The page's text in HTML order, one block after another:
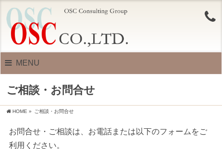
MENU
ご相談・お問合せ
HOME » ご相談・お問合せ
お問合せ・ご相談は、お電話または以下のフォームをご
利用ください。